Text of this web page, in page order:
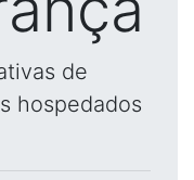
de
hospedados